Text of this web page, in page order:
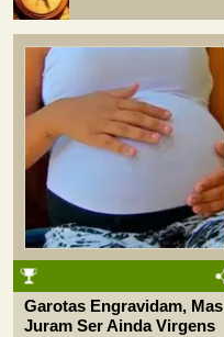
Garotas Engravidam, Mas
Juram Ser Ainda Virgens